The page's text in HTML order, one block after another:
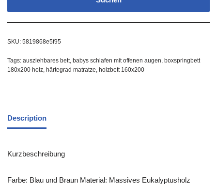
SKU: 5819868e5f95
Tags: ausziehbares bett, babys schlafen mit offenen augen, boxspringbett
180x200 holz, härtegrad matratze, holzbett 160x200
Description
Kurzbeschreibung
Farbe: Blau und Braun Material: Massives Eukalyptusholz